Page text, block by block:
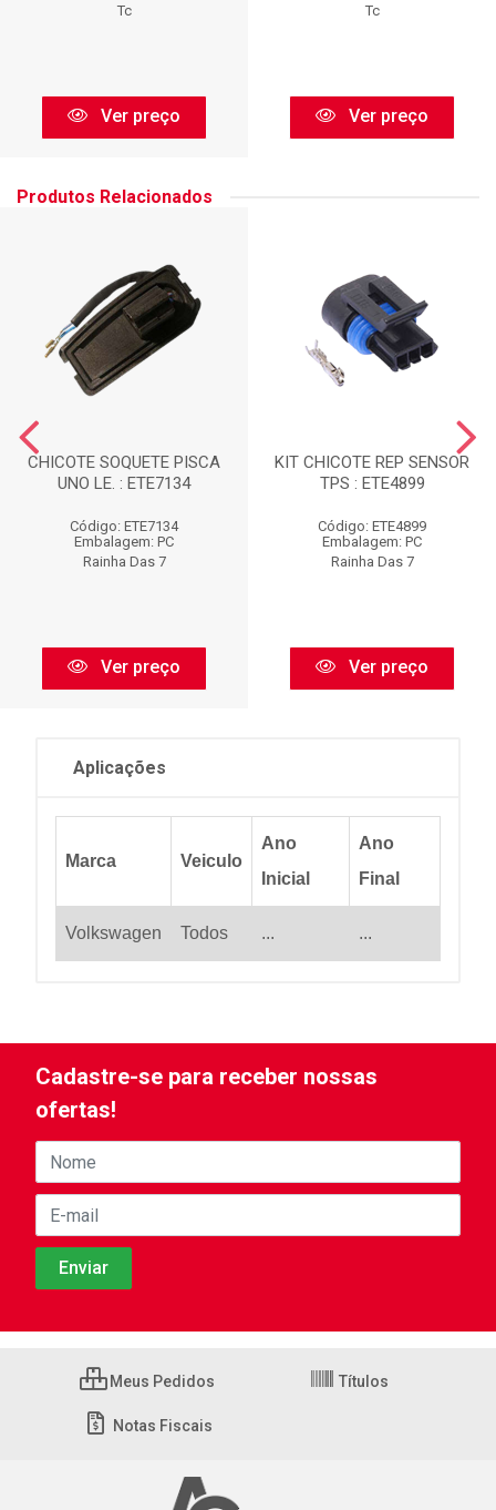
Tc
Ver preço
Tc
Ver preço
Produtos Relacionados
CHICOTE SOQUETE PISCA
UNO LE. : ETE7134
Código: ETE7134
Embalagem: PC
Rainha Das 7
Ver preço
KIT CHICOTE REP SENSOR
TPS : ETE4899
Código: ETE4899
Embalagem: PC
Rainha Das 7
Ver preço
Aplicações
Marca Veiculo
Ano
Inicial
Ano
Final
Volkswagen Todos ... ...
Cadastre-se para receber nossas
ofertas!
Meus Pedidos Títulos
Notas Fiscais